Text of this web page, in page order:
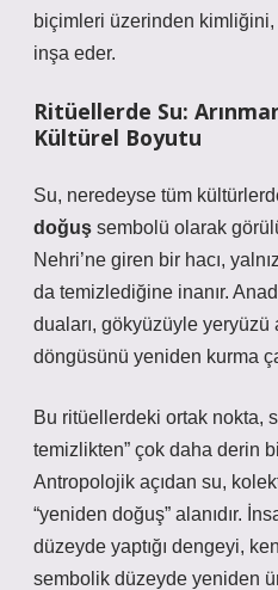
biçimleri üzerinden
inşa eder.
Ritüellerde Su:
Kültürel Boyutu
Su, neredeyse tüm
doğuş sembolü olarak
Nehri’ne giren bir hacı,
da temizlediğine inanır.
duaları, gökyüzüyle yeryüzü
döngüsünü yeniden kurma
Bu ritüellerdeki ortak nokta,
temizlikten” çok daha derin
Antropolojik açıdan su,
“yeniden doğuş” alanıdır.
düzeyde yaptığı dengeyi,
sembolik düzeyde yeniden